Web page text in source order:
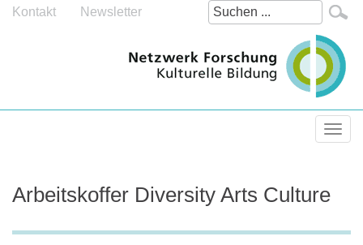
Kontakt Newsletter .
Arbeitskoffer Diversity Arts Culture